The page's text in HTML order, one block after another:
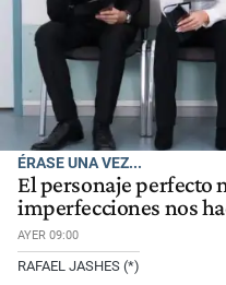
ÉRASE UNA VEZ...
El personaje perfecto
imperfecciones nos
AYER 09:00
RAFAEL JASHES (*)